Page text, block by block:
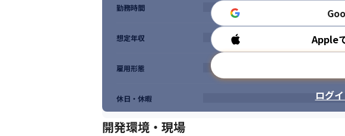
Apple
ログ
勤務時間
想定年収
雇用形態
休日・休暇
開発環境・現場